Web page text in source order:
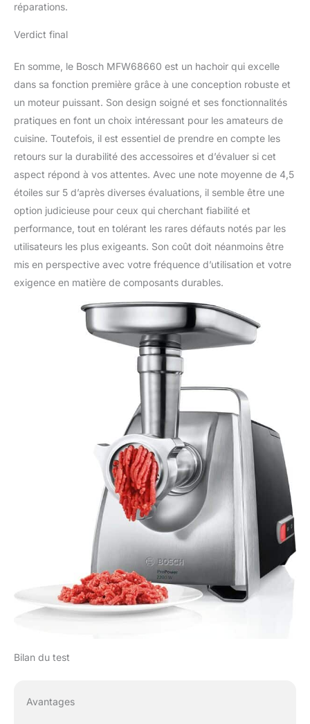
réparations.
Verdict final
En somme, le Bosch MFW68660 est un hachoir qui excelle
dans sa fonction première grâce à une conception robuste et
un moteur puissant. Son design soigné et ses fonctionnalités
pratiques en font un choix intéressant pour les amateurs de
cuisine. Toutefois, il est essentiel de prendre en compte les
retours sur la durabilité des accessoires et d’évaluer si cet
aspect répond à vos attentes. Avec une note moyenne de 4,5
étoiles sur 5 d’après diverses évaluations, il semble être une
option judicieuse pour ceux qui cherchant fiabilité et
performance, tout en tolérant les rares défauts notés par les
utilisateurs les plus exigeants. Son coût doit néanmoins être
mis en perspective avec votre fréquence d’utilisation et votre
exigence en matière de composants durables.
Bilan du test
Avantages